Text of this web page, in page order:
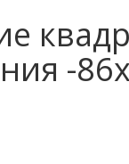
-